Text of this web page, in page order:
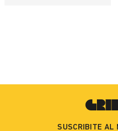
SUSCRIBITE AL